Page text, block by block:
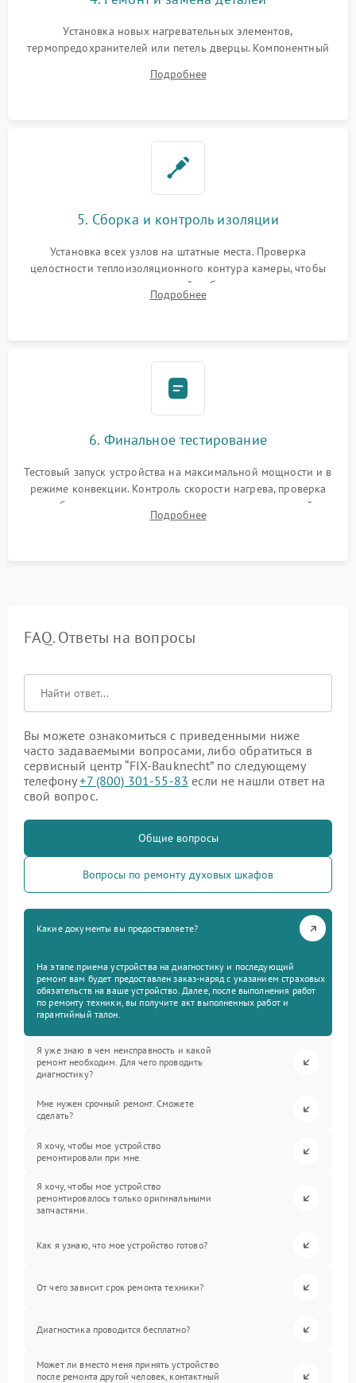
Установка новых нагревательных элементов,
термопредохранителей или петель дверцы. Компонентный
выгоревших реле, восстановление контактов и замена
Подробнее
5. Сборка и контроль изоляции
Установка всех узлов на штатные места. Проверка
целостности теплоизоляционного контура камеры, чтобы
исключить перегрев кухонной мебели и потерю тепла.
Надежная фиксация клемм и сборка корпуса шкафа.
Подробнее
6. Финальное тестирование
Тестовый запуск устройства на максимальной мощности и в
режиме конвекции. Контроль скорости нагрева, проверка
срабатывания термостата при достижении заданной
температуры и тест на отсутствие утечек тока.
Подробнее
FAQ. Ответы на вопросы
Вы можете ознакомиться с приведенными ниже
часто задаваемыми вопросами, либо обратиться в
сервисный центр “FIX-Bauknecht” по следующему
телефону+7 (800) 301-55-83 если не нашли ответ на
свой вопрос.
Общие вопросы
Вопросы по ремонту духовых шкафов
Какие документы вы предоставляете?
На этапе приема устройства на диагностику и последующий
ремонт вам будет предоставлен заказ-наряд с указанием страховых
обязательств на ваше устройство. Далее, после выполнения работ
по ремонту техники, вы получите акт выполненных работ и
гарантийный талон.
Я уже знаю в чем неисправность и какой
ремонт необходим. Для чего проводить
диагностику?
Мне нужен срочный ремонт. Сможете
сделать?
Я хочу, чтобы мое устройство
ремонтировали при мне.
Я хочу, чтобы мое устройство
ремонтировалось только оригинальными
запчастями.
Как я узнаю, что мое устройство готово?
От чего зависит срок ремонта техники?
Диагностика проводится бесплатно?
Может ли вместо меня принять устройство
после ремонта другой человек, контактный